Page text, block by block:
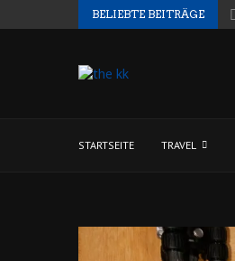
BELIEBTE BEITRÄGE
STARTSEITE TRAVEL